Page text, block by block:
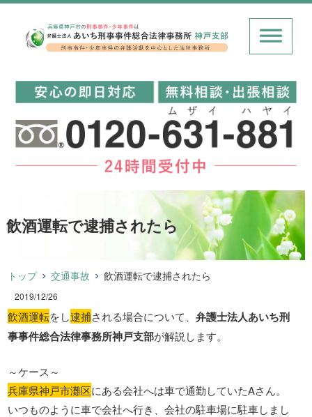
飲酒運転で逮捕されたら
トップ 交通事故 飲酒運転で逮捕されたら
2019/12/26
飲酒運転をし逮捕される場合について、弁護士法人あいち刑
事事件総合法律事務所神戸支部が解説します。
～ケース～
兵庫県神戸市灘区にある会社へは車で通勤していたAさん。
いつものように車で会社へ行き、会社の駐車場に駐車しまし